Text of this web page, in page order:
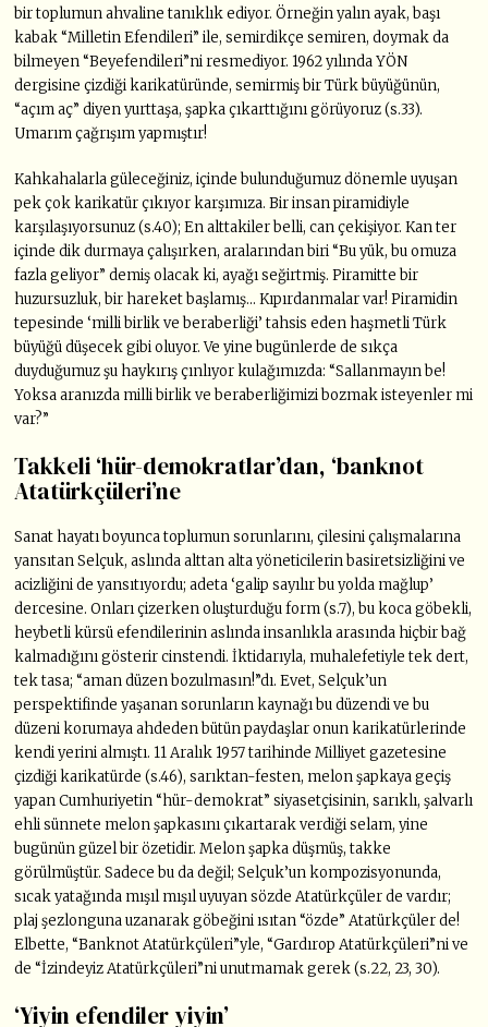
bir toplumun ahvaline tanıklık ediyor. Örneğin yalın ayak, başı
kabak “Milletin Efendileri” ile, semirdikçe semiren, doymak da
bilmeyen “Beyefendileri”ni resmediyor. 1962 yılında YÖN
dergisine çizdiği karikatüründe, semirmiş bir Türk büyüğünün,
“açım aç” diyen yurttaşa, şapka çıkarttığını görüyoruz (s.33).
Umarım çağrışım yapmıştır!
Kahkahalarla güleceğiniz, içinde bulunduğumuz dönemle uyuşan
pek çok karikatür çıkıyor karşımıza. Bir insan piramidiyle
karşılaşıyorsunuz (s.40); En alttakiler belli, can çekişiyor. Kan ter
içinde dik durmaya çalışırken, aralarından biri “Bu yük, bu omuza
fazla geliyor” demiş olacak ki, ayağı seğirtmiş. Piramitte bir
huzursuzluk, bir hareket başlamış… Kıpırdanmalar var! Piramidin
tepesinde ‘milli birlik ve beraberliği’ tahsis eden haşmetli Türk
büyüğü düşecek gibi oluyor. Ve yine bugünlerde de sıkça
duyduğumuz şu haykırış çınlıyor kulağımızda: “Sallanmayın be!
Yoksa aranızda milli birlik ve beraberliğimizi bozmak isteyenler mi
var?”
Takkeli ‘hür-demokratlar’dan, ‘banknot
Atatürkçüleri’ne
Sanat hayatı boyunca toplumun sorunlarını, çilesini çalışmalarına
yansıtan Selçuk, aslında alttan alta yöneticilerin basiretsizliğini ve
acizliğini de yansıtıyordu; adeta ‘galip sayılır bu yolda mağlup’
dercesine. Onları çizerken oluşturduğu form (s.7), bu koca göbekli,
heybetli kürsü efendilerinin aslında insanlıkla arasında hiçbir bağ
kalmadığını gösterir cinstendi. İktidarıyla, muhalefetiyle tek dert,
tek tasa; “aman düzen bozulmasın!”dı. Evet, Selçuk’un
perspektifinde yaşanan sorunların kaynağı bu düzendi ve bu
düzeni korumaya ahdeden bütün paydaşlar onun karikatürlerinde
kendi yerini almıştı. 11 Aralık 1957 tarihinde Milliyet gazetesine
çizdiği karikatürde (s.46), sarıktan-festen, melon şapkaya geçiş
yapan Cumhuriyetin “hür-demokrat” siyasetçisinin, sarıklı, şalvarlı
ehli sünnete melon şapkasını çıkartarak verdiği selam, yine
bugünün güzel bir özetidir. Melon şapka düşmüş, takke
görülmüştür. Sadece bu da değil; Selçuk’un kompozisyonunda,
sıcak yatağında mışıl mışıl uyuyan sözde Atatürkçüler de vardır;
plaj şezlonguna uzanarak göbeğini ısıtan “özde” Atatürkçüler de!
Elbette, “Banknot Atatürkçüleri”yle, “Gardırop Atatürkçüleri”ni ve
de “İzindeyiz Atatürkçüleri”ni unutmamak gerek (s.22, 23, 30).
‘Yiyin efendiler yiyin’